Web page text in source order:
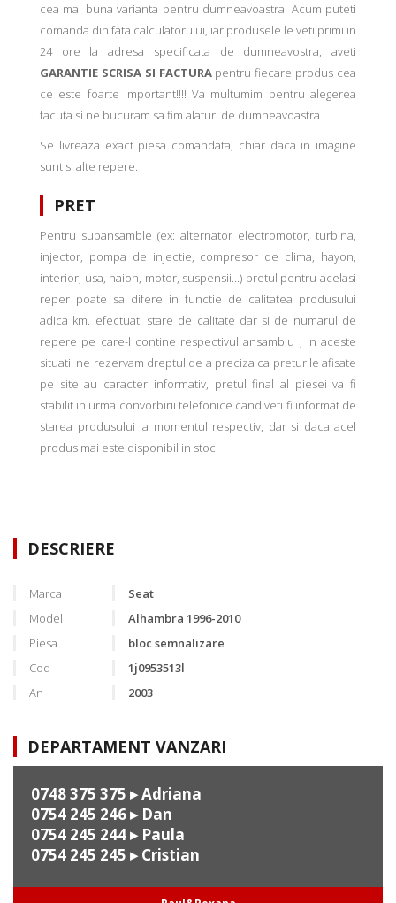
cea mai buna varianta pentru dumneavoastra. Acum puteti
comanda din fata calculatorului, iar produsele le veti primi in
24 ore la adresa specificata de dumneavostra, aveti
GARANTIE SCRISA SI FACTURApentru fiecare produs cea
ce este foarte important!!!! Va multumim pentru alegerea
facuta si ne bucuram sa fim alaturi de dumneavoastra.
Se livreaza exact piesa comandata, chiar daca in imagine
sunt si alte repere.
PRET
Pentru subansamble (ex: alternator electromotor, turbina,
injector, pompa de injectie, compresor de clima, hayon,
interior, usa, haion, motor, suspensii...) pretul pentru acelasi
reper poate sa difere in functie de calitatea produsului
adica km. efectuati stare de calitate dar si de numarul de
repere pe care-l contine respectivul ansamblu , in aceste
situatii ne rezervam dreptul de a preciza ca preturile afisate
pe site au caracter informativ, pretul final al piesei va fi
stabilit in urma convorbirii telefonice cand veti fi informat de
starea produsului la momentul respectiv, dar si daca acel
produs mai este disponibil in stoc.
DESCRIERE
Marca
Seat
Model
Alhambra 1996-2010
Piesa
bloc semnalizare
Cod
1j0953513l
An
2003
DEPARTAMENT VANZARI
0748 375 375 ▸ Adriana
0754 245 246▸ Dan
0754 245 244▸ Paula
0754 245 245 ▸ Cristian